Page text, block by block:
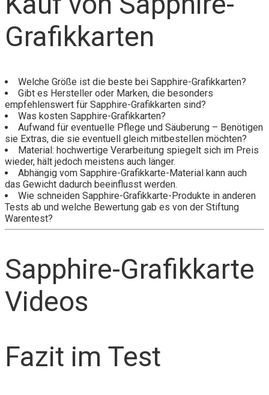
Grafikkarten
Welche Größe ist die beste bei Sapphire-Grafikkarten?
Gibt es Hersteller oder Marken, die besonders
empfehlenswert für Sapphire-Grafikkarten sind?
Was kosten Sapphire-Grafikkarten?
Aufwand für eventuelle Pflege und Säuberung – Benötigen
sie Extras, die sie eventuell gleich mitbestellen möchten?
Material: hochwertige Verarbeitung spiegelt sich im Preis
wieder, hält jedoch meistens auch länger.
Abhängig vom Sapphire-Grafikkarte-Material kann auch
das Gewicht dadurch beeinflusst werden.
Wie schneiden Sapphire-Grafikkarte-Produkte in anderen
Tests ab und welche Bewertung gab es von der Stiftung
Warentest?
Sapphire-Grafikkarte
Videos
Fazit im Test